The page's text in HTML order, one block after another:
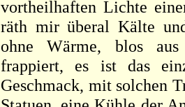
vortheilhaften Lichte
räth mir überal Kälte
ohne Wärme, blos
frappiert, es ist das
Geschmack, mit solchen